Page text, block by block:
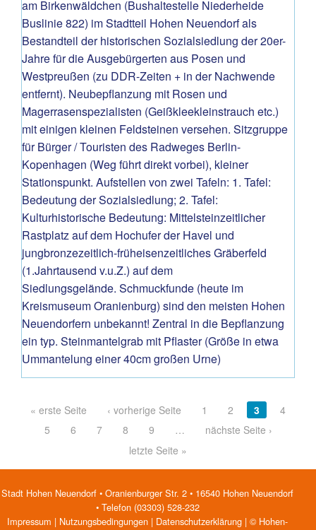
am Birkenwäldchen (Bushaltestelle Niederheide
Buslinie 822) im Stadtteil Hohen Neuendorf als
Bestandteil der historischen Sozialsiedlung der 20er-
Jahre für die Ausgebürgerten aus Posen und
Westpreußen (zu DDR-Zeiten + in der Nachwende
entfernt). Neubepflanzung mit Rosen und
Magerrasenspezialisten (Geißkleekleinstrauch etc.)
mit einigen kleinen Feldsteinen versehen. Sitzgruppe
für Bürger / Touristen des Radweges Berlin-
Kopenhagen (Weg führt direkt vorbei), kleiner
Stationspunkt. Aufstellen von zwei Tafeln: 1. Tafel:
Bedeutung der Sozialsiedlung; 2. Tafel:
Kulturhistorische Bedeutung: Mittelsteinzeitlicher
Rastplatz auf dem Hochufer der Havel und
jungbronzezeitlich-früheisenzeitliches Gräberfeld
(1.Jahrtausend v.u.Z.) auf dem
Siedlungsgelände. Schmuckfunde (heute im
Kreismuseum Oranienburg) sind den meisten Hohen
Neuendorfern unbekannt! Zentral in die Bepflanzung
ein typ. Steinmantelgrab mit Pflaster (Größe in etwa
Ummantelung einer 40cm großen Urne)
Pages
« erste Seite ‹ vorherige Seite 1 2 3
4
5
6 7 8 9 …
nächste Seite ›
letzte Seite »
Stadt Hohen Neuendorf • Oranienburger Str. 2 • 16540 Hohen Neuendorf
• Telefon (03303) 528-232
Impressum | Nutzungsbedingungen | Datenschutzerklärung | © Hohen-